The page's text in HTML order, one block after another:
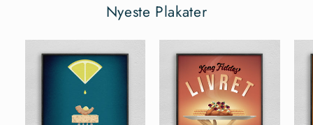
Nyeste Plakater